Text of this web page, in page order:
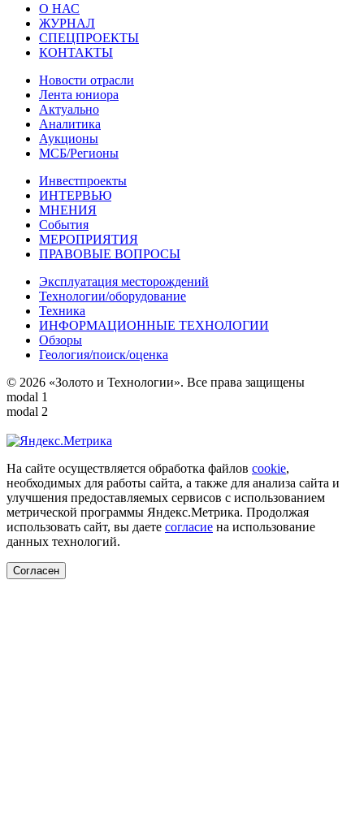
О НАС
ЖУРНАЛ
СПЕЦПРОЕКТЫ
КОНТАКТЫ
Новости отрасли
Лента юниора
Актуально
Аналитика
Аукционы
МСБ/Регионы
Инвестпроекты
ИНТЕРВЬЮ
МНЕНИЯ
События
МЕРОПРИЯТИЯ
ПРАВОВЫЕ ВОПРОСЫ
Эксплуатация месторождений
Технологии/оборудование
Техника
ИНФОРМАЦИОННЫЕ ТЕХНОЛОГИИ
Обзоры
Геология/поиск/оценка
© 2026 «Золото и Технологии». Все права защищены
modal 1
modal 2
На сайте осуществляется обработка файлов cookie,
необходимых для работы сайта, а также для анализа сайта и
улучшения предоставляемых сервисов с использованием
метрической программы Яндекс.Метрика. Продолжая
использовать сайт, вы даете согласие на использование
данных технологий.
Согласен